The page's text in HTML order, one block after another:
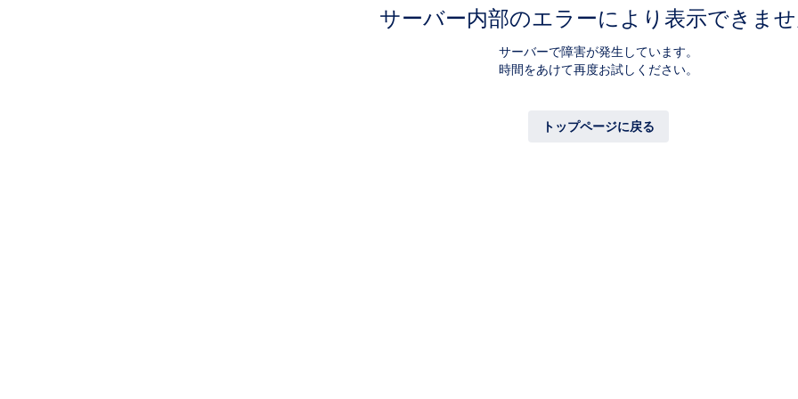
サーバー内部のエラーにより表示できま
サーバーで障害が発生しています。
時間をあけて再度お試しください。
トップページに戻る